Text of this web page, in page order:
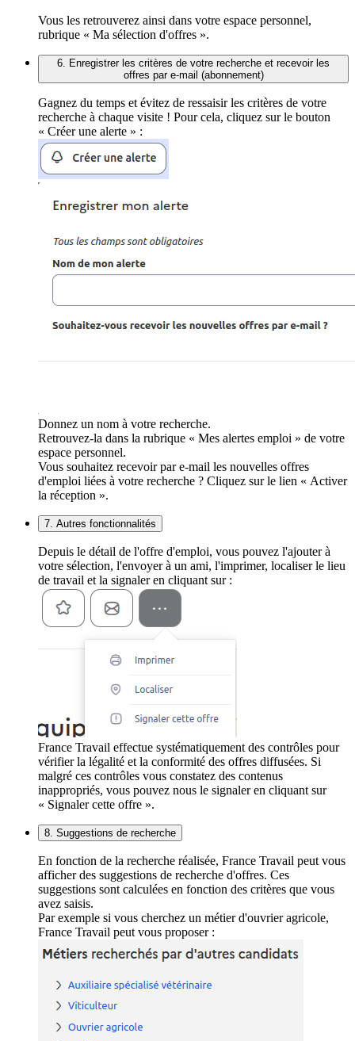
Vous les retrouverez ainsi dans votre espace personnel,
rubrique « Ma sélection d'offres ».
6. Enregistrer les critères de votre recherche et recevoir les
offres par e-mail (abonnement)
Gagnez du temps et évitez de ressaisir les critères de votre
recherche à chaque visite ! Pour cela, cliquez sur le bouton
« Créer une alerte » :
Donnez un nom à votre recherche.
Retrouvez-la dans la rubrique « Mes alertes emploi » de votre
espace personnel.
Vous souhaitez recevoir par e-mail les nouvelles offres
d'emploi liées à votre recherche ? Cliquez sur le lien « Activer
la réception ».
7. Autres fonctionnalités
Depuis le détail de l'offre d'emploi, vous pouvez l'ajouter à
votre sélection, l'envoyer à un ami, l'imprimer, localiser le lieu
de travail et la signaler en cliquant sur :
France Travail effectue systématiquement des contrôles pour
vérifier la légalité et la conformité des offres diffusées. Si
malgré ces contrôles vous constatez des contenus
inappropriés, vous pouvez nous le signaler en cliquant sur
« Signaler cette offre ».
8. Suggestions de recherche
En fonction de la recherche réalisée, France Travail peut vous
afficher des suggestions de recherche d'offres. Ces
suggestions sont calculées en fonction des critères que vous
avez saisis.
Par exemple si vous cherchez un métier d'ouvrier agricole,
France Travail peut vous proposer :